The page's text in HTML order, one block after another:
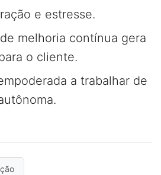
e estresse.
melhoria contínua gera
o cliente.
a trabalhar de